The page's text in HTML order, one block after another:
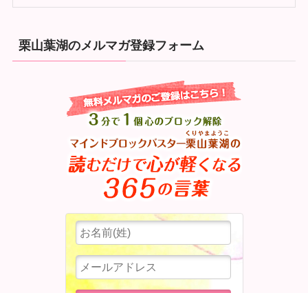
栗山葉湖のメルマガ登録フォーム